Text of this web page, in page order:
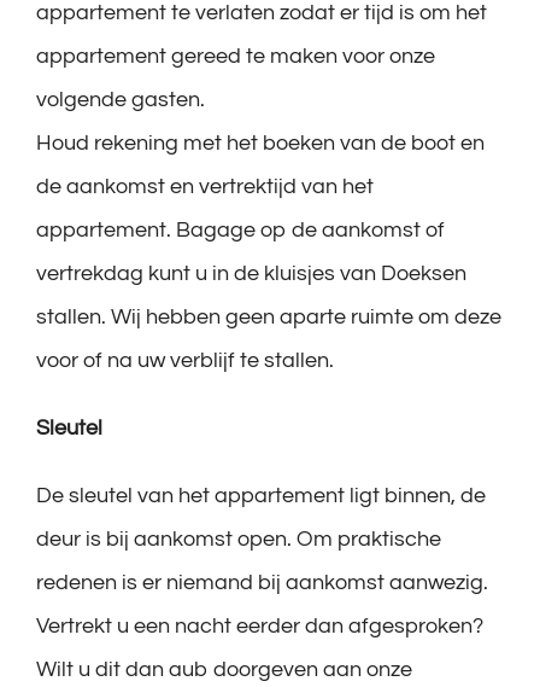
appartement te verlaten zodat er tijd is om het
appartement gereed te maken voor onze
volgende gasten.
Houd rekening met het boeken van de boot en
de aankomst en vertrektijd van het
appartement. Bagage op de aankomst of
vertrekdag kunt u in de kluisjes van Doeksen
stallen. Wij hebben geen aparte ruimte om deze
voor of na uw verblijf te stallen.
Sleutel
De sleutel van het appartement ligt binnen, de
deur is bij aankomst open. Om praktische
redenen is er niemand bij aankomst aanwezig.
Vertrekt u een nacht eerder dan afgesproken?
Wilt u dit dan aub doorgeven aan onze